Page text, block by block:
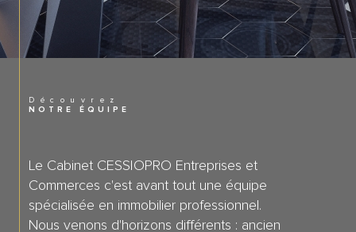
Découvrez
NOTRE ÉQUIPE
Le Cabinet CESSIOPRO Entreprises et
Commerces c'est avant tout une équipe
spécialisée en immobilier professionnel.
Nous venons d'horizons différents : ancien